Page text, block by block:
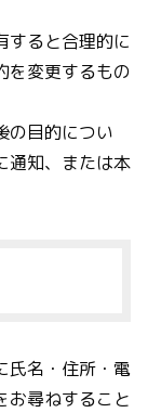
すると合理的に
を変更するもの
の目的につい
通知、または本
氏名・住所・電
お尋ねすること